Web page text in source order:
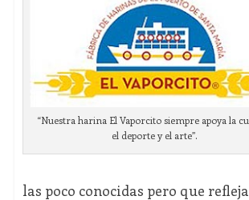
“Nuestra harina El Vaporcito siempre apoya la
el deporte y el arte”.
las poco conocidas pero que